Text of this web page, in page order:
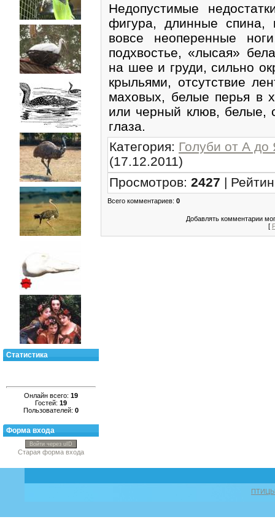
Статистика
Онлайн всего: 19
Гостей: 19
Пользователей: 0
Форма входа
Войти через uID
Старая форма входа
Недопустимые
фигура, длинные спина,
вовсе неоперенные
подхвостье, «лысая»
на шее и груди, сильно
крыльями, отсутствие
маховых, белые перья в
или черный клюв, белые,
глаза.
Категория: Голуби от А до
(17.12.2011)
Просмотров: 2427 |
Всего комментариев: 0
Добавлять комментарии
[